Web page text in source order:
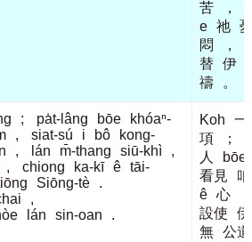
苦
，
e 祂
悶
，
替 伊
禱
。
; pa̍t-lâng bōe
khóaⁿ-
, siat-sú i bô
kong-
, lán m̄-thang siū-khì
,
, chiong ka-kī ê tāi-
Siōng-tè
.
,
lán sin-oan .
Koh
一
項
；
人
bōe
看見
咱
ê 心
設使
伊
無 公道